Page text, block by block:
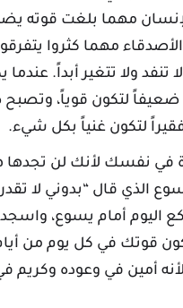
مهما بلغت قوته
مهما كثروا
تنفد ولا تتغير أبداً.
لتكون قوياً، وتصبح
لتكون غنياً بكل شيء.
في نفسك لأنك لن تجدها
الذي قال “بدوني لا
اليوم أمام يسوع، واسجد
قوتك في كل يوم من
أمين في وعوده وكريم